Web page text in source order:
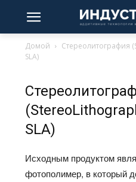
Домой
Стереолитография
SLA)
SLA)
Исходным продуктом
фотополимер, в который